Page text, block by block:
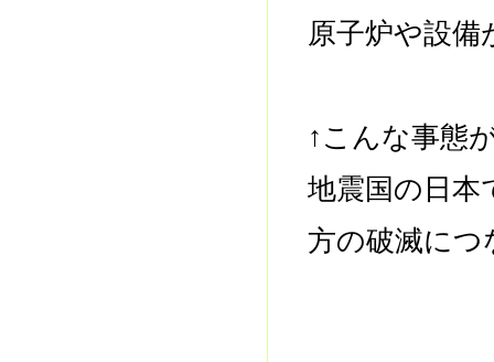
原子炉や設
↑こんな事態
地震国の日本
方の破滅につ